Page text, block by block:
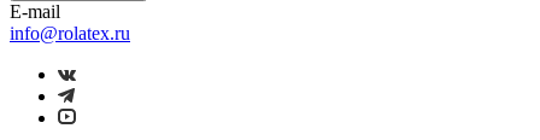
E-mail
info@rolatex.ru